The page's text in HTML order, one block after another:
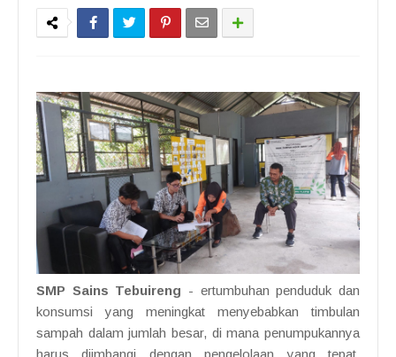
SMP Sains Tebuireng - ertumbuhan penduduk dan
konsumsi yang meningkat menyebabkan timbulan
sampah dalam jumlah besar, di mana penumpukannya
harus diimbangi dengan pengelolaan yang tepat.